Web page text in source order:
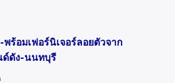
ร้อมเฟอร์นิเจอร์ลอยตัวจาก
ด์ดัง-นนทบุรี